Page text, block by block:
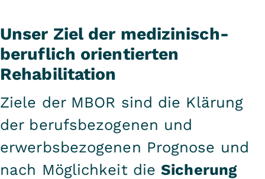
Unser Ziel der medizinisch-
beruflich orientierten
Rehabilitation
Ziele der MBOR sind die Klärung
der berufsbezogenen und
erwerbsbezogenen Prognose und
nach Möglichkeit dieSicherung